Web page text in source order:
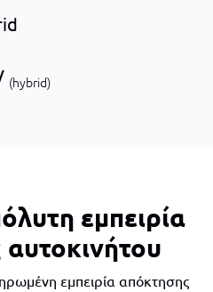
(hybrid)
εμπειρία
εμπειρία απόκτησης